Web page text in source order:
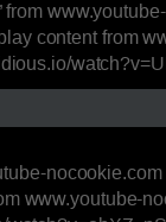
content from
www.youtube-